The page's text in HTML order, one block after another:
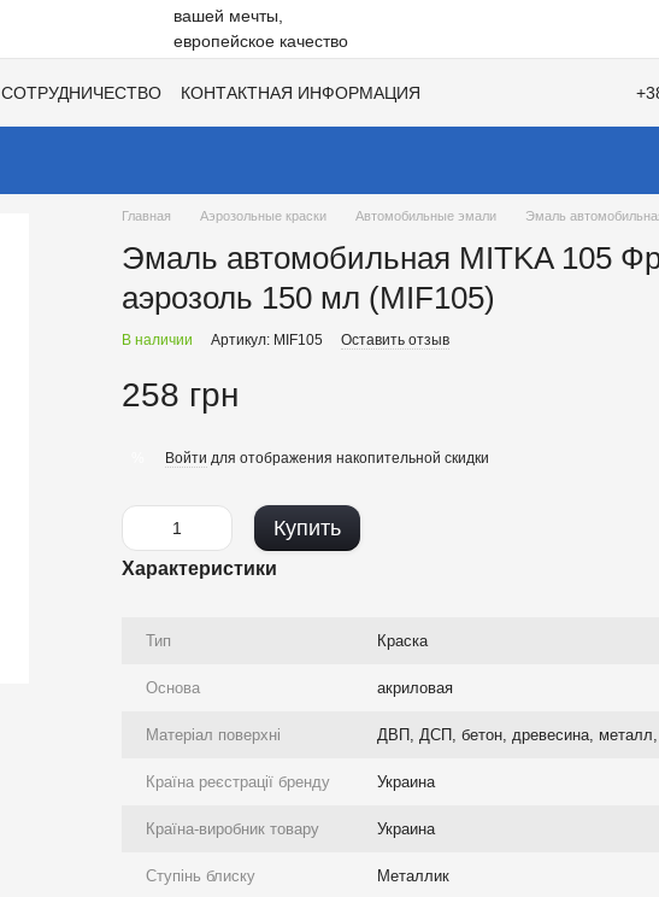
СОТРУДНИЧЕСТВО
КОНТАКТНАЯ ИНФОРМАЦИЯ
Главная Аэрозольные краски Автомобильные эмали Эмаль
Эмаль автомобильная MITKA 105
аэрозоль 150 мл (MIF105)
В наличии Артикул: MIF105 Оставить отзыв
258 грн
Войти для отображения накопительной скидки
Купить
Характеристики
Тип Краска
Основа акриловая
Матеріал поверхні ДВП, ДСП, бетон, древесина, металл,
Країна реєстрації бренду Украина
Країна-виробник товару Украина
Ступінь блиску Металлик